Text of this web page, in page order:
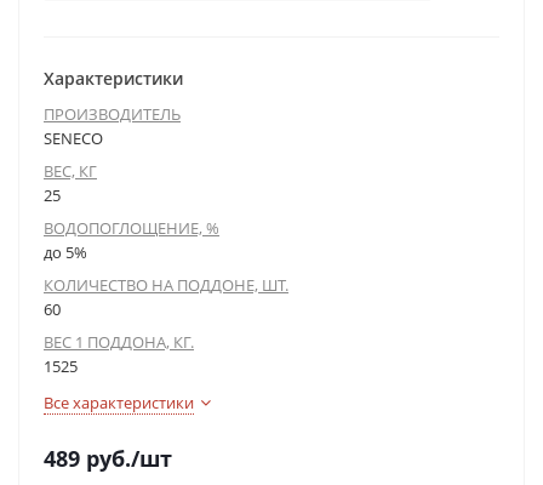
Характеристики
ПРОИЗВОДИТЕЛЬ
SENECO
ВЕС, КГ
25
ВОДОПОГЛОЩЕНИЕ, %
до 5%
КОЛИЧЕСТВО НА ПОДДОНЕ, ШТ.
60
ВЕС 1 ПОДДОНА, КГ.
1525
Все характеристики
489 руб./шт